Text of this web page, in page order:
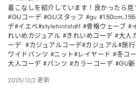
着こなしを紹介しています！良かったら見
#GUコーデ #GUスタッフ #gu
デ#イエベ#stylehintstaff #骨格ウェーブ #
れいめカジュアル #きれいめコーデ #大人
ーデ  #カジュアルコーデ#カジュアル#旅
ワイドパンツ #ニット#レイヤード #冬コ
大人コーデ #パンツ #カラーコーデ #GU
2025/12/2 更新